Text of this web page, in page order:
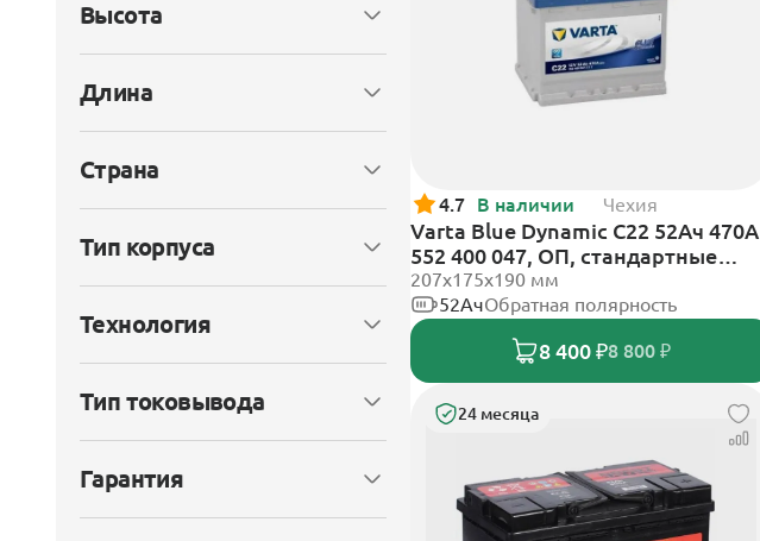
Высота
Длина
Страна
Тип корпуса
Технология
Тип токовывода
Гарантия
4.7 В наличии Чехия
Varta Blue Dynamic C22 52Ач 470А
552 400 047, ОП, стандартные
клеммы
207х175х190 мм
52АчОбратная полярность
8 400 ₽8 800 ₽
24 месяца